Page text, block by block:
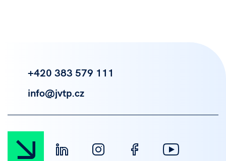
+420 383 579 111
info@jvtp.cz